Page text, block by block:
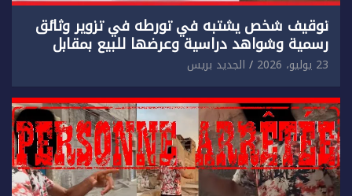
توقيف شخص يشتبه في تورطه في تزوير وثائق
رسمية وشواهد دراسية وعرضها للبيع بمقابل
مادي.
23 يوليو، 2026 الجديد بريس